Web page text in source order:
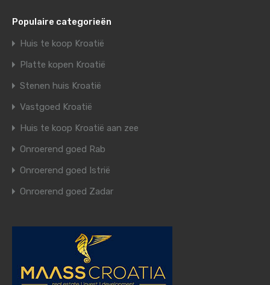
Populaire categorieën
Huis te koop Kroatië
Platte kopen Kroatië
Stenen huis Kroatië
Vastgoed Kroatië
Huis te koop Kroatië aan zee
Onroerend goed Rab
Onroerend goed Istrië
Onroerend goed Zadar